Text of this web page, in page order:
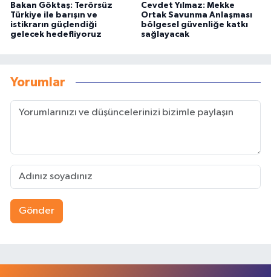
Bakan Göktaş: Terörsüz
Türkiye ile barışın ve
istikrarın güçlendiği
gelecek hedefliyoruz
Cevdet Yılmaz: Mekke
Ortak Savunma Anlaşması
bölgesel güvenliğe katkı
sağlayacak
Yorumlar
Gönder